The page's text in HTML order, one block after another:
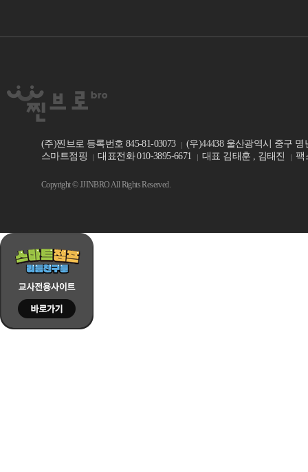
(주)찐브로 등록번호 845-81-03073
(우)44438 울산광역시 중구 명
스마트점핑
대표전화 010-3895-6671 대표 김태훈 , 김태진 팩
Copyright © JJINBRO All Rights Reserved.